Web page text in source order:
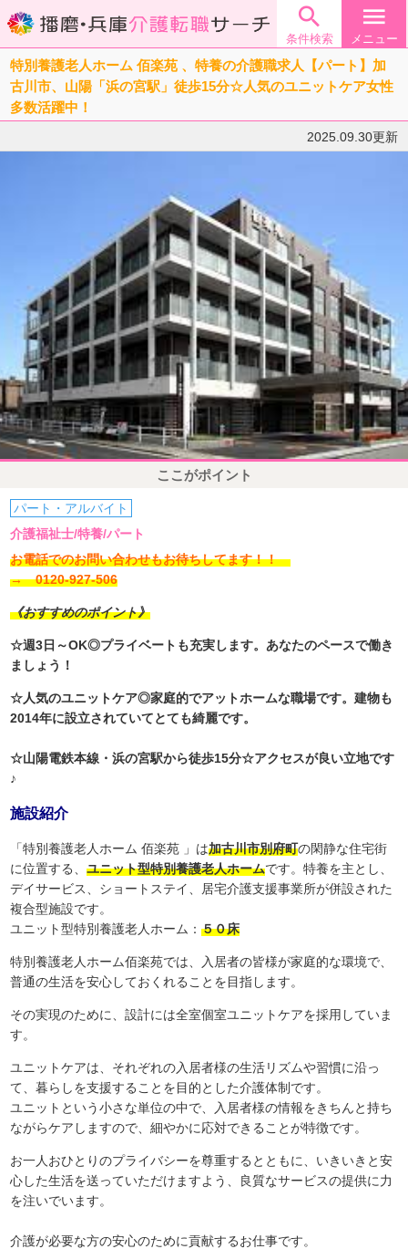

条件検索
menu
メニュー
特別養護老人ホーム 佰楽苑 、特養の介護職求人【パート】加
古川市、山陽「浜の宮駅」徒歩15分☆人気のユニットケア女性
多数活躍中！
2025.09.30更新
ここがポイント
パート・アルバイト
介護福祉士/特養/パート
お電話でのお問い合わせもお待ちしてます！！
→ 0120-927-506
《おすすめのポイント》
☆週3日～OK◎プライベートも充実します。あなたのペースで働き
ましょう！
☆人気のユニッ トケア◎家庭的でアットホームな職場です。建物も
2014年に設立されていてとても綺麗です。
☆山陽電鉄本線・浜の宮駅から徒歩15分☆アクセスが良い立地です
♪
施設紹介
「特別養護老人ホーム 佰楽苑 」は加古川市別府町の閑静な住宅街
に位置する、ユニット型特別養護老人ホームです。特養を主とし、
デイサービス、ショートステイ、居宅介護支援事業所が併設された
複合型施設です。
ユニット型特別養護老人ホーム：５０床
特別養護老人ホーム佰楽苑では、入居者の皆様が家庭的な環境で、
普通の生活を安心しておくれることを目指します。
その実現のために、設計には全室個室ユニットケアを採用していま
す。
ユニットケアは、それぞれの入居者様の生活リズムや習慣に沿っ
て、暮らしを支援することを目的とした介護体制です。
ユニットという小さな単位の中で、入居者様の情報をきちんと持ち
ながらケアしますので、細やかに応対できることが特徴です。
お一人おひとりのプライバシーを尊重するとともに、いきいきと安
心した生活を送っていただけますよう、良質なサービスの提供に力
を注いでいます。
介護が必要な方の安心のために貢献するお仕事です。